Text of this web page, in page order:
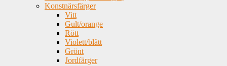
Konstnärsfärger
Vitt
Gult/orange
Rött
Violett/blått
Grönt
Jordfärger